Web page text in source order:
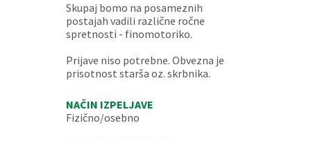
Skupaj bomo na posameznih
postajah vadili različne ročne
spretnosti - finomotoriko.
Prijave niso potrebne. Obvezna je
prisotnost starša oz. skrbnika.
NAČIN IZPELJAVE
Fizično/osebno